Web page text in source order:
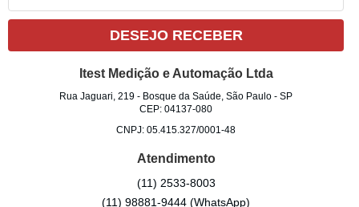
DESEJO RECEBER
Itest Medição e Automação Ltda
Rua Jaguari, 219 - Bosque da Saúde, São Paulo -SP
CEP: 04137-080
CNPJ: 05.415.327/0001-48
Atendimento
(11) 2533-8003
(11) 98881-9444(WhatsApp)